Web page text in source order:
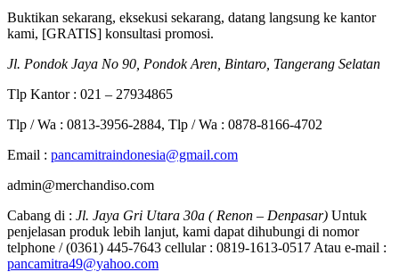
Buktikan sekarang, eksekusi sekarang, datang langsung ke kantor
kami, [GRATIS] konsultasi promosi.
Jl. Pondok Jaya No 90, Pondok Aren, Bintaro, Tangerang Selatan
Tlp Kantor : 021 – 27934865
Tlp / Wa : 0813-3956-2884, Tlp / Wa : 0878-8166-4702
Email : pancamitraindonesia@gmail.com
admin@merchandiso.com
Cabang di : Jl. Jaya Gri Utara 30a ( Renon – Denpasar) Untuk
penjelasan produk lebih lanjut, kami dapat dihubungi di nomor
telphone / (0361) 445-7643 cellular : 0819-1613-0517 Atau e-mail :
pancamitra49@yahoo.com